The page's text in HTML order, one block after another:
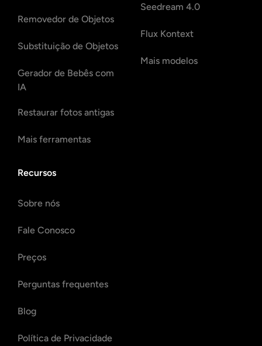
Removedor de Objetos
Substituição de Objetos
Gerador de Bebês com
IA
Restaurar fotos antigas
Mais ferramentas
Seedream 4.0
Flux Kontext
Mais modelos
Recursos
Sobre nós
Fale Conosco
Preços
Perguntas frequentes
Blog
Política de Privacidade